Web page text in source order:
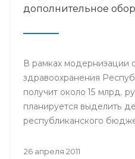
дополнительное
В рамках модернизации
здравоохранения
получит около 15 млрд.
планируется выделить
республиканского
базы медицинских
26 апреля 2011